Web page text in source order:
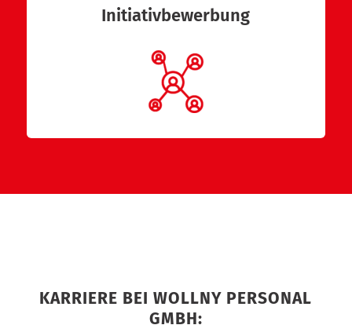
Initiativbewerbung
KARRIERE BEI WOLLNY PERSONAL
GMBH: